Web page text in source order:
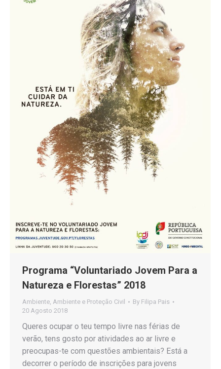
Programa “Voluntariado Jovem Para a
Natureza e Florestas” 2018
Ambiente, Ambiente e Proteção Civil By Filipa Pais
20 Agosto 2018
Queres ocupar o teu tempo livre nas férias de
verão, tens gosto por atividades ao ar livre e
preocupas-te com questões ambientais? Está a
decorrer o período de inscrições para jovens